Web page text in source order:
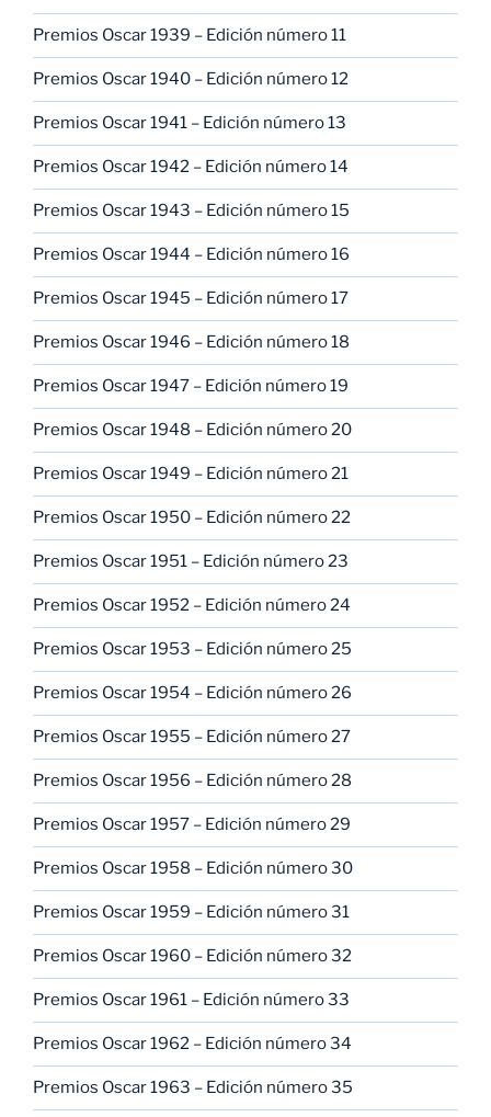
Premios Oscar 1939 – Edición número 11
Premios Oscar 1940 – Edición número 12
Premios Oscar 1941 – Edición número 13
Premios Oscar 1942 – Edición número 14
Premios Oscar 1943 – Edición número 15
Premios Oscar 1944 – Edición número 16
Premios Oscar 1945 – Edición número 17
Premios Oscar 1946 – Edición número 18
Premios Oscar 1947 – Edición número 19
Premios Oscar 1948 – Edición número 20
Premios Oscar 1949 – Edición número 21
Premios Oscar 1950 – Edición número 22
Premios Oscar 1951 – Edición número 23
Premios Oscar 1952 – Edición número 24
Premios Oscar 1953 – Edición número 25
Premios Oscar 1954 – Edición número 26
Premios Oscar 1955 – Edición número 27
Premios Oscar 1956 – Edición número 28
Premios Oscar 1957 – Edición número 29
Premios Oscar 1958 – Edición número 30
Premios Oscar 1959 – Edición número 31
Premios Oscar 1960 – Edición número 32
Premios Oscar 1961 – Edición número 33
Premios Oscar 1962 – Edición número 34
Premios Oscar 1963 – Edición número 35